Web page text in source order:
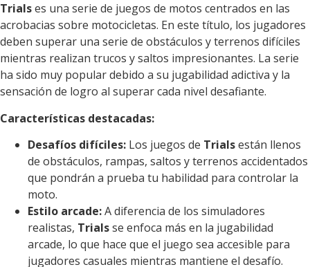
Trialses una serie de juegos de motos centrados en las
acrobacias sobre motocicletas. En este título, los jugadores
deben superar una serie de obstáculos y terrenos difíciles
mientras realizan trucos y saltos impresionantes. La serie
ha sido muy popular debido a su jugabilidad adictiva y la
sensación de logro al superar cada nivel desafiante.
Características destacadas:
Desafíos difíciles: Los juegos de Trialsestán llenos
de obstáculos, rampas, saltos y terrenos accidentados
que pondrán a prueba tu habilidad para controlar la
moto.
Estilo arcade:A diferencia de los simuladores
realistas, Trialsse enfoca más en la jugabilidad
arcade, lo que hace que el juego sea accesible para
jugadores casuales mientras mantiene el desafío.